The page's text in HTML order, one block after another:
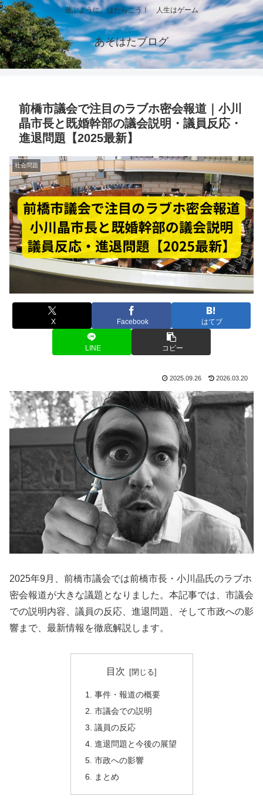
遊ぶように、はたらこう！ 人生はゲーム
あそはたブログ
前橋市議会で注目のラブホ密会報道｜小川
晶市長と既婚幹部の議会説明・議員反応・
進退問題【2025最新】
社会問題
X Facebook はてブ
LINE コピー
2025.09.26 2026.03.20
2025年9月、前橋市議会では前橋市長・小川晶氏のラブホ
密会報道が大きな議題となりました。本記事では、市議会
での説明内容、議員の反応、進退問題、そして市政への影
響まで、最新情報を徹底解説します。
目次
事件・報道の概要
市議会での説明
議員の反応
進退問題と今後の展望
市政への影響
まとめ